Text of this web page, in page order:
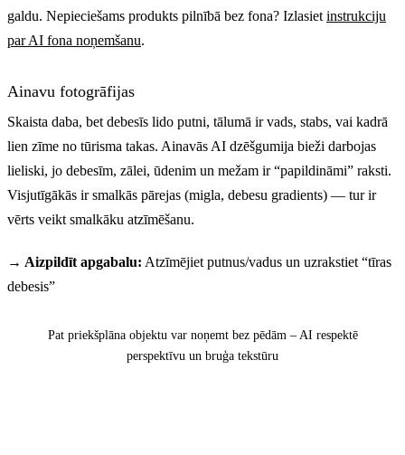
galdu. Nepieciešams produkts pilnībā bez fona? Izlasiet instrukciju
par AI fona noņemšanu.
Ainavu fotogrāfijas
Skaista daba, bet debesīs lido putni, tālumā ir vads, stabs, vai kadrā
lien zīme no tūrisma takas. Ainavās AI dzēšgumija bieži darbojas
lieliski, jo debesīm, zālei, ūdenim un mežam ir “papildināmi” raksti.
Visjutīgākās ir smalkās pārejas (migla, debesu gradients) — tur ir
vērts veikt smalkāku atzīmēšanu.
→ Aizpildīt apgabalu: Atzīmējiet putnus/vadus un uzrakstiet “tīras
debesis”
Pat priekšplāna objektu var noņemt bez pēdām – AI respektē
perspektīvu un bruģa tekstūru